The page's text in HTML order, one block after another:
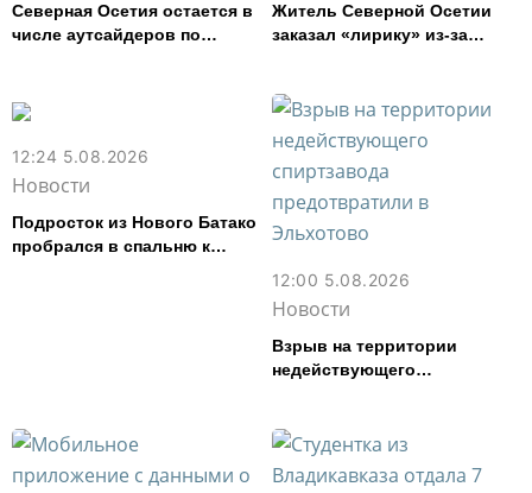
Северная Осетия остается в
числе аутсайдеров по
Житель Северной Осетии
заказал «лирику» из-за
12:24 5.08.2026
Новости
Подросток из Нового Батако
пробрался в спальню к
12:00 5.08.2026
Новости
Взрыв на территории
недействующего